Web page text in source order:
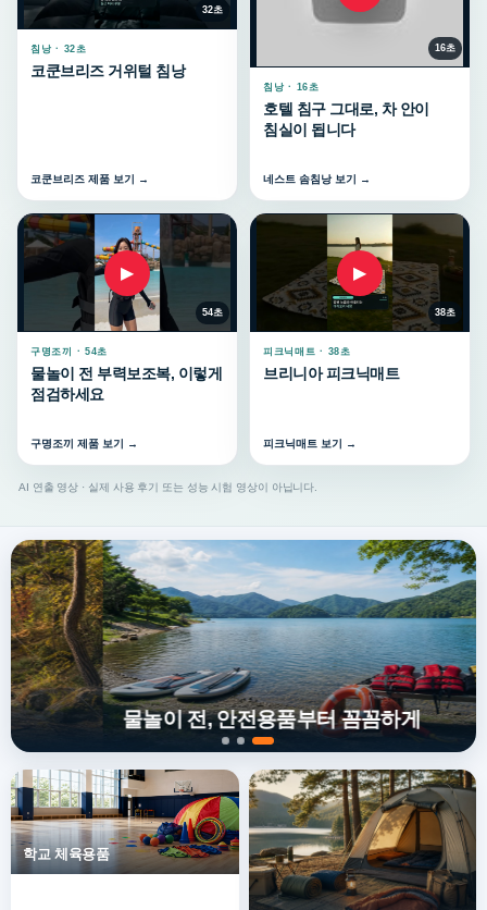
32초
침낭 · 32초
코쿤브리즈 거위털 침낭
코쿤브리즈 제품 보기 →
16초
침낭 · 16초
호텔 침구 그대로, 차 안이
침실이 됩니다
네스트 솜침낭 보기 →
▶
54초
구명조끼 · 54초
물놀이 전 부력보조복, 이렇게
점검하세요
구명조끼 제품 보기 →
▶
38초
피크닉매트 · 38초
브리니아 피크닉매트
피크닉매트 보기 →
AI 연출 영상 · 실제 사용 후기 또는 성능 시험 영상이 아닙니다.